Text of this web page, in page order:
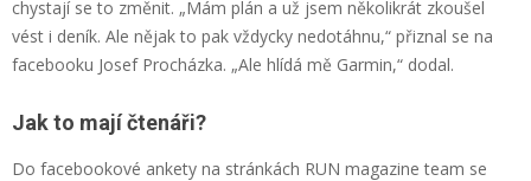
chystají se to změnit. „Mám plán a už jsem několikrát zkoušel
vést i deník. Ale nějak to pak vždycky nedotáhnu,“ přiznal se na
facebooku Josef Procházka. „Ale hlídá mě Garmin,“ dodal.
Jak to mají čtenáři?
Do facebookové ankety na stránkách RUN magazine team se